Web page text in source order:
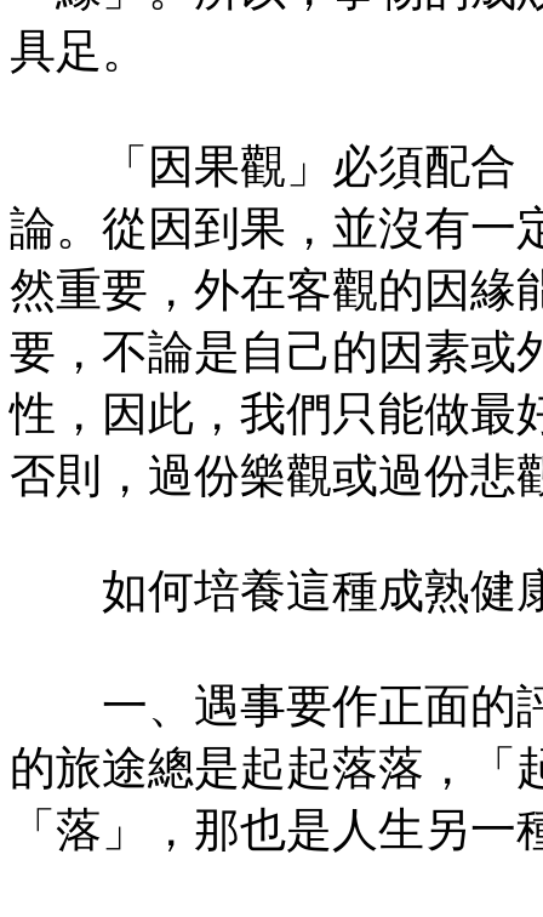
具足。
「因果觀」必須配合
論。從因到果，並沒有一
然重要，外在客觀的因緣
要，不論是自己的因素或
性，因此，我們只能做最
否則，過份樂觀或過份悲
如何培養這種成熟健
一、遇事要作正面的
的旅途總是起起落落，「
「落」，那也是人生另